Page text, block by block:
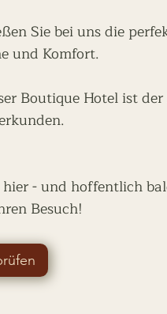
Sie bei uns die
und Komfort.
Boutique Hotel ist
- und hoffentlich
Besuch!